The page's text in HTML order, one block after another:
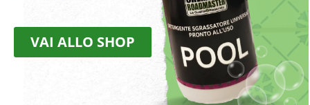
CORONA SPRAY
VAI ALLO SHOP